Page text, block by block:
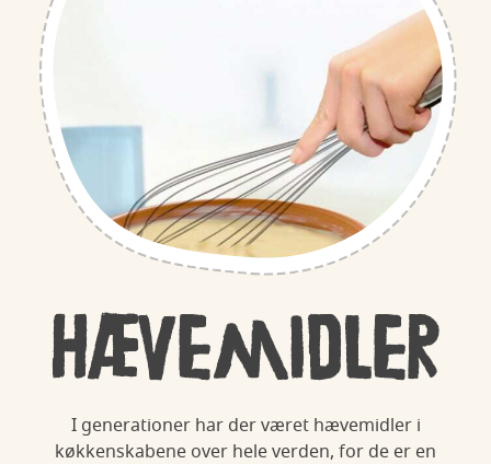
Hævemidler
I generationer har der været hævemidler i
køkkenskabene over hele verden, for de er en